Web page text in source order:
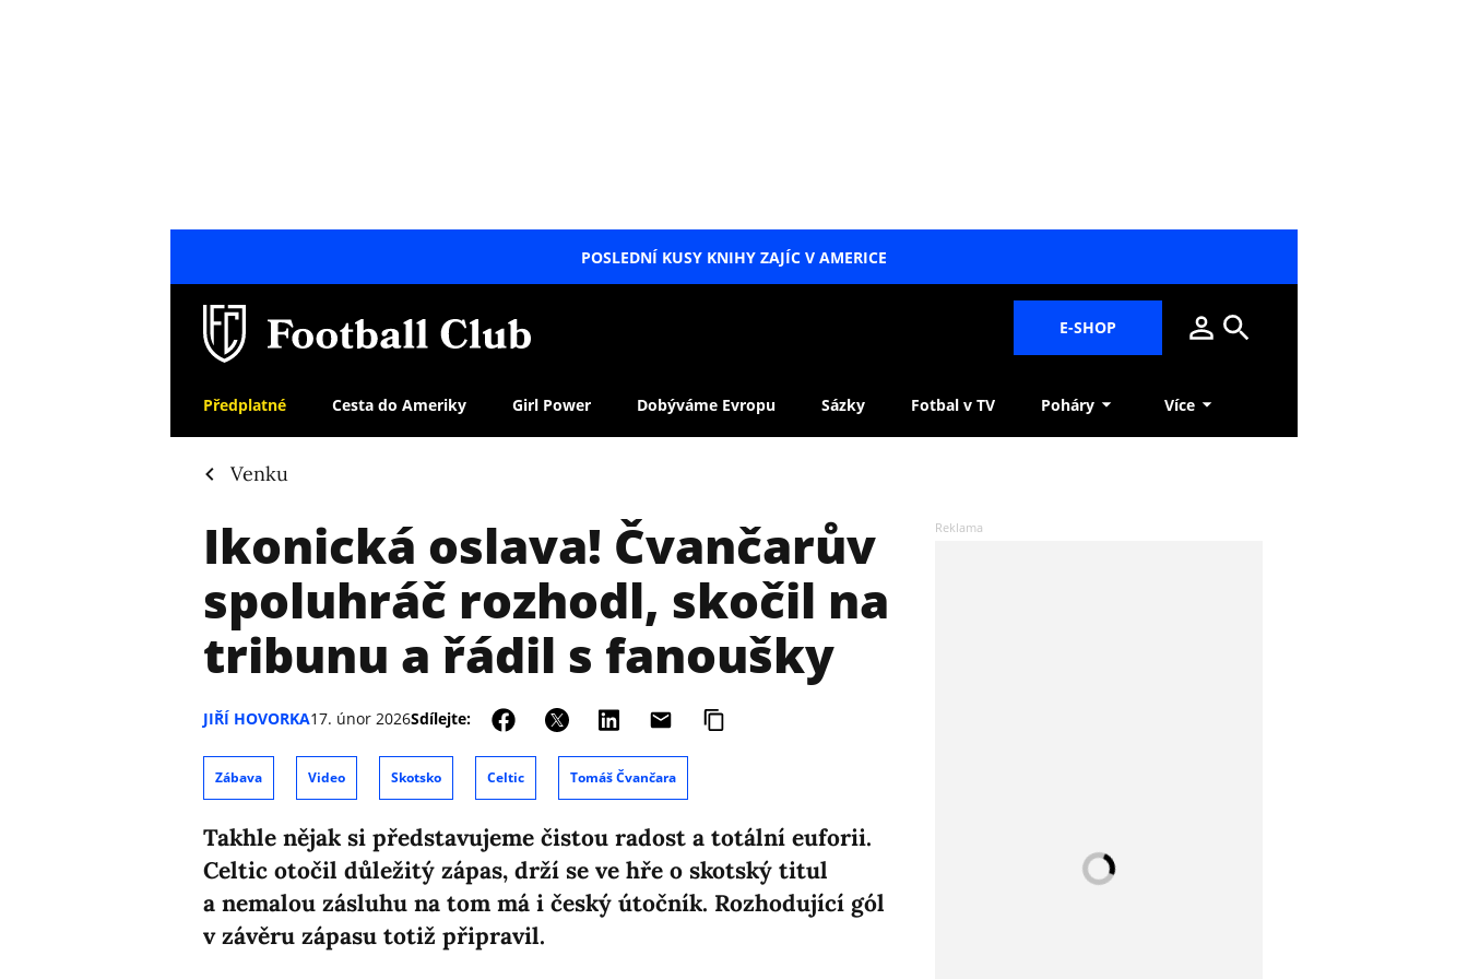
POSLEDNÍ KUSY KNIHY ZAJÍC V AMERICE
E-SHOP
Předplatné Cesta do Ameriky Girl Power Dobýváme Evropu Sázky Fotbal v TV Poháry Více
Venku
Ikonická oslava! Čvančarův
spoluhráč rozhodl, skočil na
tribunu a řádil s fanoušky
JIŘÍ HOVORKA17. únor 2026Sdílejte:
Zábava Video Skotsko Celtic Tomáš Čvančara
Takhle nějak si představujeme čistou radost a totální euforii.
Celtic otočil důležitý zápas, drží se ve hře o skotský titul
a nemalou zásluhu na tom má i český útočník. Rozhodující gól
v závěru zápasu totiž připravil.